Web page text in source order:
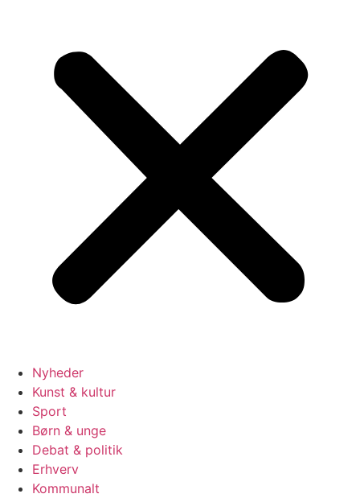
Nyheder
Kunst & kultur
Sport
Børn & unge
Debat & politik
Erhverv
Kommunalt